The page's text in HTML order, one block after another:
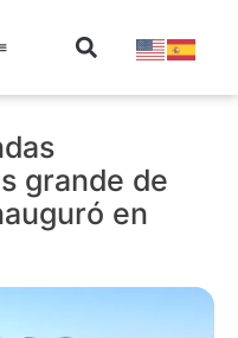
grande de
en